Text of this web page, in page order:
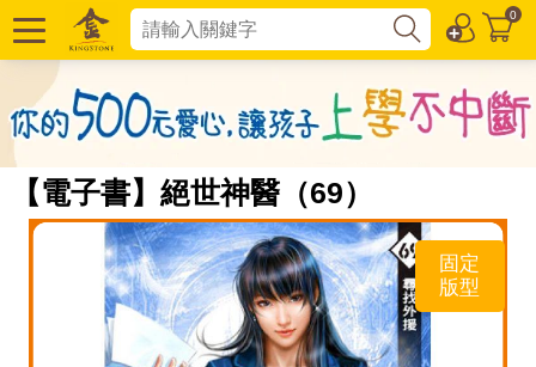
0
【電子書】絕世神醫（69）
固定
版型